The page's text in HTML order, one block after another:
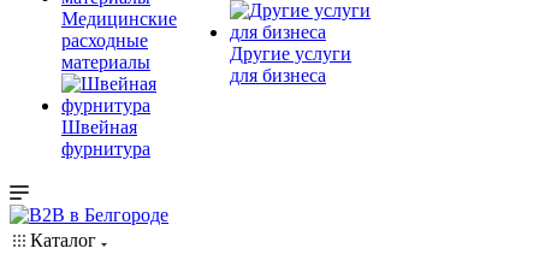
Медицинские
расходные
материалы
Швейная
фурнитура
Другие услуги
для бизнеса
Каталог